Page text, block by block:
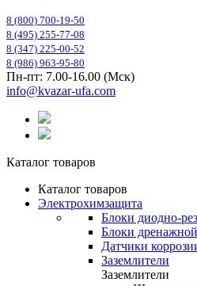
8 (800) 700-19-50
8 (495) 255-77-08
8 (347) 225-00-52
8 (986) 963-95-80
Пн-пт: 7.00-16.00 (Мск)
info@kvazar-ufa.com
Каталог товаров
Каталог товаров
Электрохимзащита
Блоки диодно-
Блоки
Датчики
Заземлители
Заземлители